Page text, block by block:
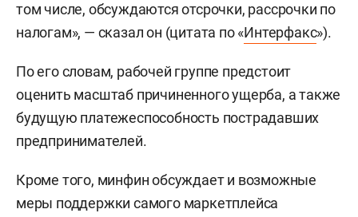
том числе, обсуждаются отсрочки, рассрочки по
налогам», — сказал он (цитата по «Интерфакс»).
По его словам, рабочей группе предстоит
оценить масштаб причиненного ущерба, а также
будущую платежеспособность пострадавших
предпринимателей.
Кроме того, минфин обсуждает и возможные
меры поддержки самого маркетплейса